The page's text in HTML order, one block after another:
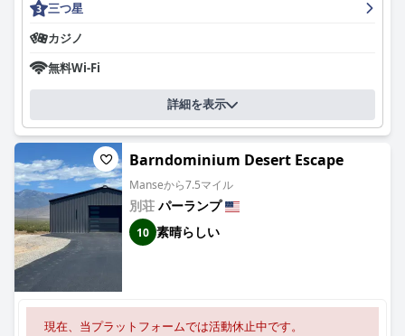
な態度は、宿泊客が滞在中ずっと自宅にいるようにくつろぎ、十
分に世話をされていると感じられるようにします。
宿泊客に感動を与えるレベルのサービスと快適さを提供し、お金
に見合う優れた価値を提供しています。充実した朝食、清潔な部
屋、フレンドリーなスタッフなど、ホテルは品質と利便性を求め
る旅行者にとって、特別な選択肢として際立っています。
三つ星
カジノ
無料Wi-Fi
詳細を表示
Barndominium Desert Escape
Manseから7.5マイル
別荘 パーランプ
10 素晴らしい
現在、当プラットフォームでは活動休止中です。